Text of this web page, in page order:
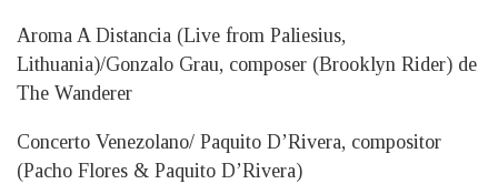
Aroma A Distancia (Live from Paliesius,
Lithuania)/Gonzalo Grau, composer (Brooklyn Rider) de
The Wanderer
Concerto Venezolano/ Paquito D’Rivera, compositor
(Pacho Flores & Paquito D’Rivera)